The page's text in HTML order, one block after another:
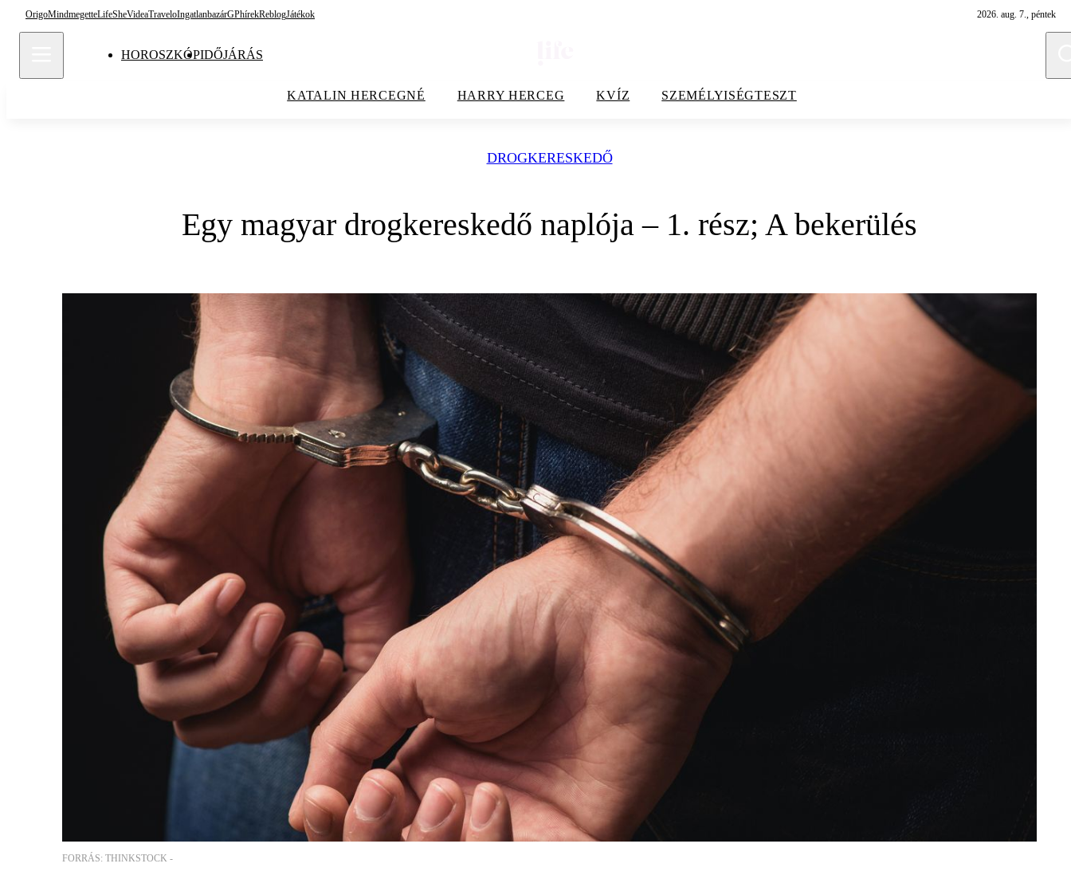
OrigoMindmegetteLifeSheVideaTraveloIngatlanbazárGPhírekReblogJátékok 2026. aug. 7., péntek
HOROSZKÓPIDŐJÁRÁS
KATALIN HERCEGNÉ HARRY HERCEG KVÍZ SZEMÉLYISÉGTESZT
DROGKERESKEDŐ
Egy magyar drogkereskedő naplója – 1. rész; A bekerülés
FORRÁS: THINKSTOCK -